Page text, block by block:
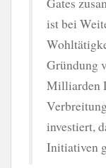
ist bei
Gründung
Milliarden
investiert,
Initiativen